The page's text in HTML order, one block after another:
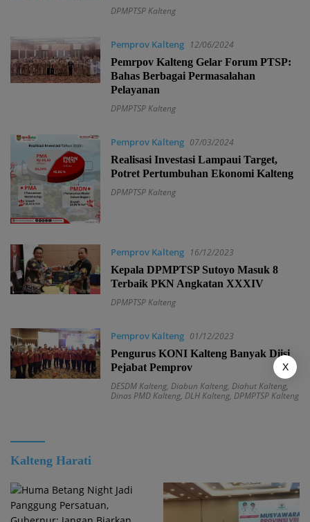
DPMPTSP Kalteng
Pemprov Kalteng
12/06/2024
Pemrpov Kalteng Gelar Forum PTSP:
Bahas Berbagai Permasalahan
Pelayanan
DPMPTSP Kalteng
Pemprov Kalteng 07/03/2024
Realisasi Investasi Lampaui Target,
Potret Pertumbuhan Ekonomi Kalteng
DPMPTSP Kalteng
Pemprov Kalteng
16/12/2023
Kepala DPMPTSP Sutoyo Masuk 8
Terbaik PKN Angkatan XXXIV
DPMPTSP Kalteng
Pemprov Kalteng 01/12/2023
Pengurus KONI Kalteng Banyak Diisi
Pejabat Pemprov
DESDM Kalteng, Diabun Kalteng, Diahut Kalteng,
Dinas PMD Kalteng, DLH Kalteng, DPMPTSP Kalteng
Kalteng Harati
X